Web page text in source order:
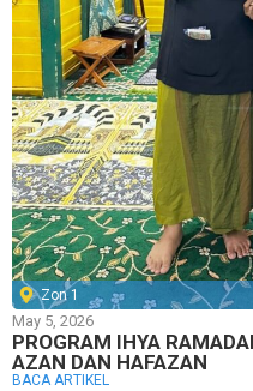
Zon 1
May 5, 2026
PROGRAM IHYA
AZAN DAN HAFAZAN
BACA ARTIKEL